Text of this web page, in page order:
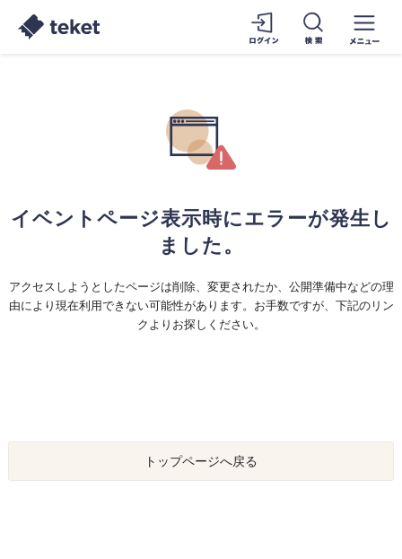
イベントページ表示時にエラーが発生し
ました。
アクセスしようとしたページは削除、変更されたか、公開準備中などの理
由により現在利用できない可能性があります。お手数ですが、下記のリン
クよりお探しください。
トップページへ戻る